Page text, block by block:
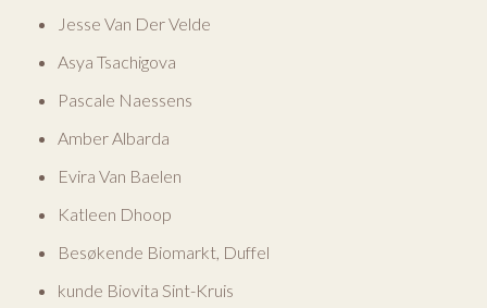
Jesse Van Der Velde
Asya Tsachigova
Pascale Naessens
Amber Albarda
Evira Van Baelen
Katleen Dhoop
Besøkende Biomarkt, Duffel
kunde Biovita Sint-Kruis